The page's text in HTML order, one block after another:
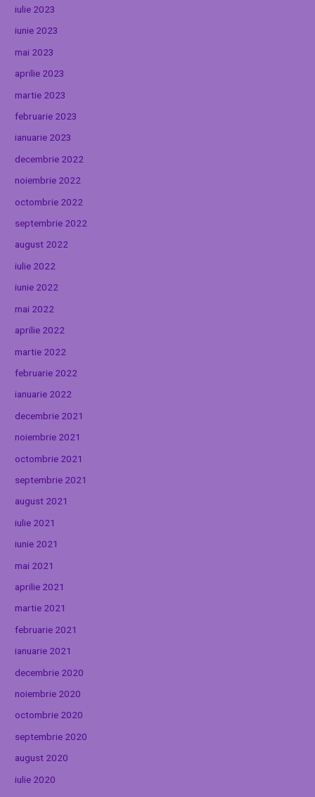
iulie 2023
iunie 2023
mai 2023
aprilie 2023
martie 2023
februarie 2023
ianuarie 2023
decembrie 2022
noiembrie 2022
octombrie 2022
septembrie 2022
august 2022
iulie 2022
iunie 2022
mai 2022
aprilie 2022
martie 2022
februarie 2022
ianuarie 2022
decembrie 2021
noiembrie 2021
octombrie 2021
septembrie 2021
august 2021
iulie 2021
iunie 2021
mai 2021
aprilie 2021
martie 2021
februarie 2021
ianuarie 2021
decembrie 2020
noiembrie 2020
octombrie 2020
septembrie 2020
august 2020
iulie 2020